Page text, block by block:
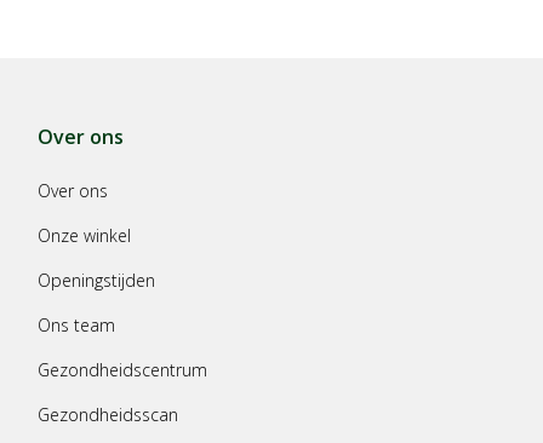
Over ons
Over ons
Onze winkel
Openingstijden
Ons team
Gezondheidscentrum
Gezondheidsscan